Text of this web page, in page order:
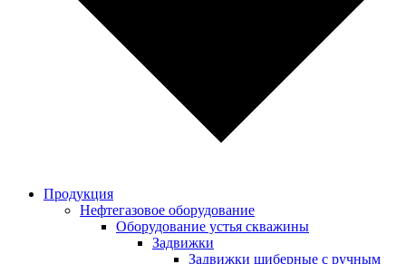
Продукция
Нефтегазовое оборудование
Оборудование устья скважины
Задвижки
Задвижки шиберные с ручным